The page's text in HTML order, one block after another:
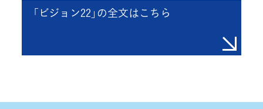
「ビジョン22」の全文はこちら